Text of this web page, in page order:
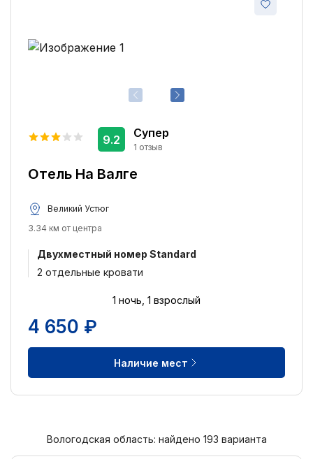
Отель На Валге
Супер
1 отзыв
9.2
Великий Устюг
3.34 км от центра
Двухместный номер Standard
2 отдельные кровати
1 ночь, 1 взрослый
4 650 ₽
Наличие мест
Вологодская область: найдено 193 варианта